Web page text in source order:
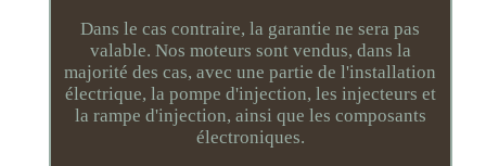
Dans le cas contraire, la garantie ne sera pas
valable. Nos moteurs sont vendus, dans la
majorité des cas, avec une partie de l'installation
électrique, la pompe d'injection, les injecteurs et
la rampe d'injection, ainsi que les composants
électroniques.